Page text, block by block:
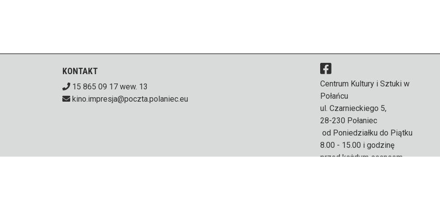
KONTAKT
15 865 09 17 wew. 13
kino.impresja@poczta.polaniec.eu
Centrum Kultury i Sztuki w
Połańcu
ul. Czarnieckiego 5,
28-230 Połaniec
od Poniedziałku do Piątku
8.00 - 15.00 i godzinę
przed każdym seansem.